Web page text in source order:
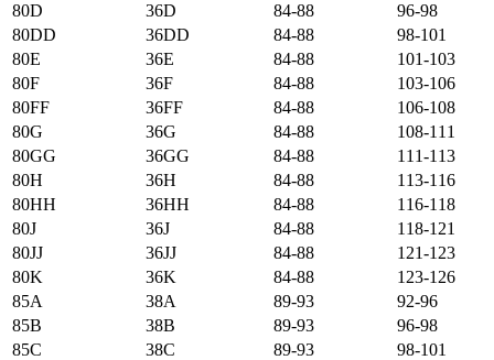
80D
36D 84-88
96-98
80DD
36DD 84-88
98-101
80E
36E 84-88
101-103
80F
36F 84-88
103-106
80FF
36FF 84-88
106-108
80G
36G 84-88
108-111
80GG
36GG 84-88
111-113
80H
36H 84-88
113-116
80HH
36HH 84-88
116-118
80J
36J 84-88
118-121
80JJ
36JJ 84-88
121-123
80K
36K 84-88
123-126
85А
38А 89-93
92-96
85B
38B 89-93
96-98
85C
38C 89-93
98-101